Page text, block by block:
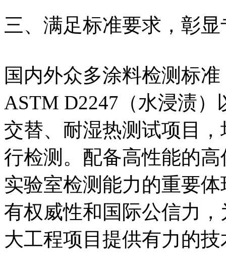
三、满足标准要求，彰
国内外众多涂料检测标
ASTM D2247（水浸渍
交替、耐湿热测试项目
行检测。配备高性能的
实验室检测能力的重要
有权威性和国际公信力
大工程项目提供有力的